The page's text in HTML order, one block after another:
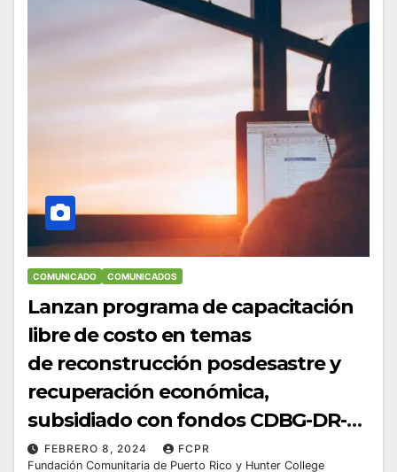
COMUNICADO COMUNICADOS
Lanzan programa de capacitación
libre de costo en temas
de reconstrucción posdesastre y
recuperación económica,
subsidiado con fondos CDBG-DR-
WFT
FEBRERO 8, 2024
FCPR
Fundación Comunitaria de Puerto Rico y Hunter College